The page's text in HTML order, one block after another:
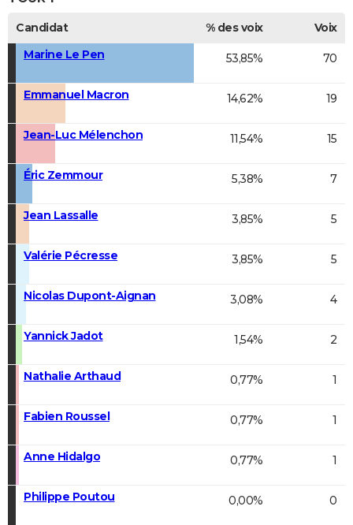
Candidat % des voix
Voix
Marine Le Pen
53,85% 70
Emmanuel Macron 14,62% 19
Jean-Luc Mélenchon 11,54% 15
Éric Zemmour 5,38% 7
Jean Lassalle 3,85% 5
Valérie Pécresse 3,85% 5
Nicolas Dupont-Aignan 3,08% 4
Yannick Jadot 1,54% 2
Nathalie Arthaud 0,77% 1
Fabien Roussel 0,77% 1
Anne Hidalgo 0,77% 1
Philippe Poutou 0,00% 0